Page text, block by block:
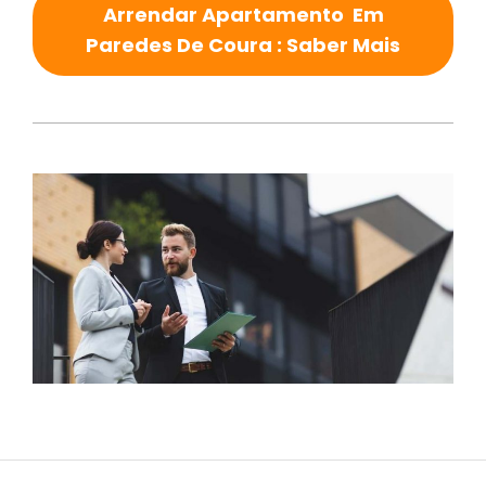
Arrendar Apartamento Em
Paredes De Coura : Saber Mais